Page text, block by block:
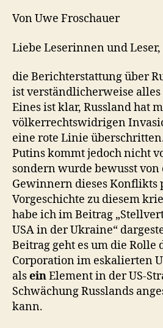
Von Uwe Froschauer
Liebe Leserinnen und Leser,
die Berichterstattung über
ist verständlicherweise alles
Eines ist klar, Russland hat
völkerrechtswidrigen
eine rote Linie
Putins kommt jedoch nicht
sondern wurde bewusst von
Gewinnern dieses Konflikts
Vorgeschichte zu diesem
habe ich im Beitrag
USA in der Ukraine“
Beitrag geht es um die Rolle
Corporation im eskalierten
alseinElement in der US-
Schwächung Russlands
kann.